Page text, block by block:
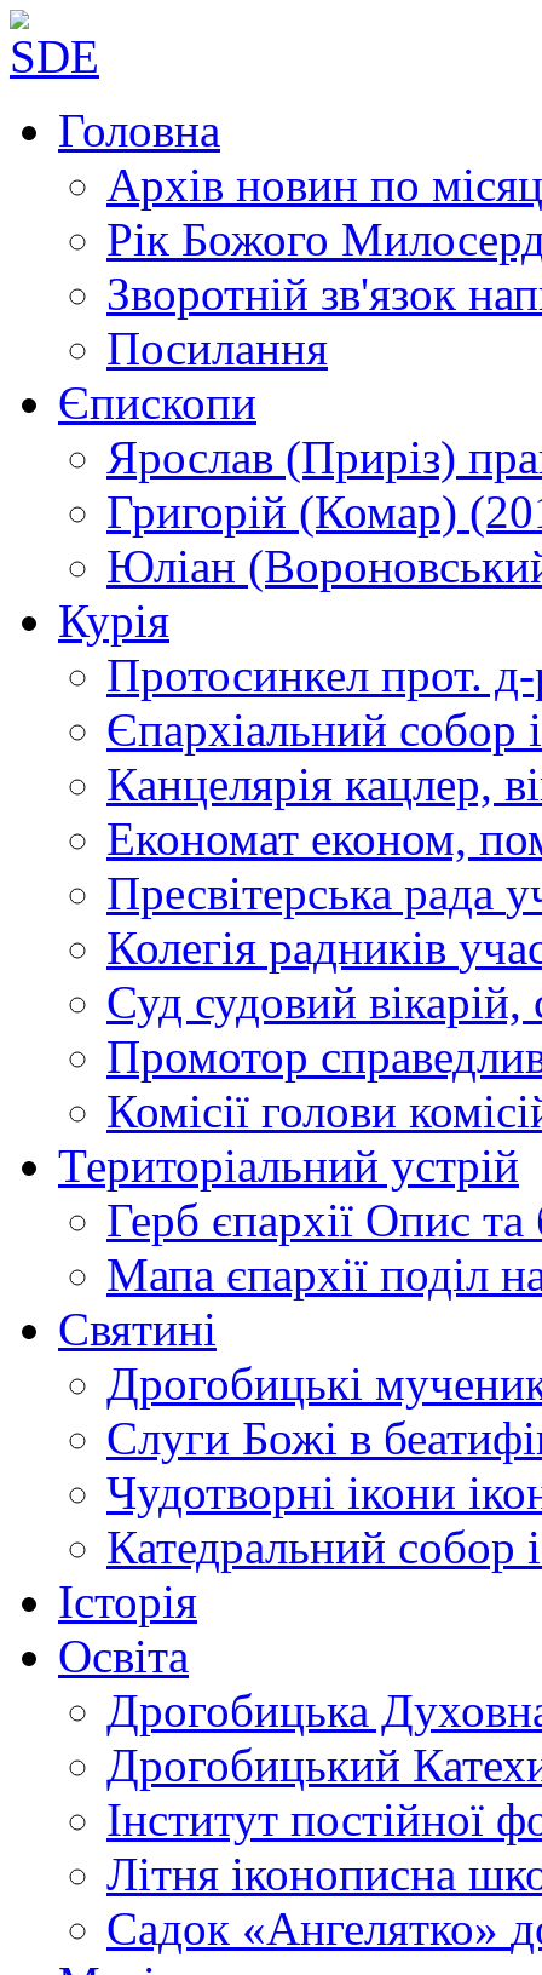
Головна
Архів новин по
Рік Божого
Зворотній зв'язок
Посилання
Єпископи
Ярослав (Приріз)
Григорій (Комар)
Юліан
Курія
Протосинкел прот.
Єпархіальний собор
Канцелярія кацлер,
Економат економ,
Пресвітерська рада
Колегія радників
Суд судовий вікарій,
Промотор
Комісії голови
Територіальний устрій
Герб єпархії Опис та
Мапа єпархії поділ
Святині
Дрогобицькі
Слуги Божі в
Чудотворні ікони
Катедральний собор
Історія
Освіта
Дрогобицька
Дрогобицький
Інститут постійної
Літня іконописна
Садок «Ангелятко»